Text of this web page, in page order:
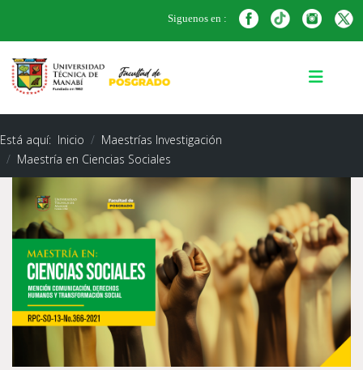
Siguenos en :
Está aquí: Inicio
Maestrías Investigación
Maestría en Ciencias Sociales